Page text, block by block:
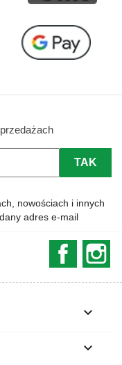
nowościach i innych
adres e-mail

